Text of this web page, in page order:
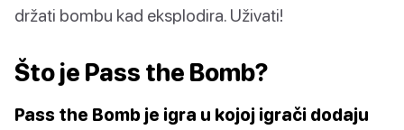
držati bombu kad eksplodira. Uživati!
Što je Pass the Bomb?
Pass the Bomb je igra u kojoj igrači dodaju